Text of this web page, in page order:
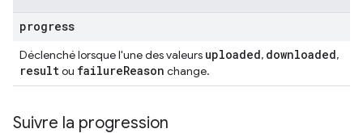
progress
Déclenché lorsque l'une des valeurs uploaded, downloaded,
resultou failureReason change.
Suivre la progression